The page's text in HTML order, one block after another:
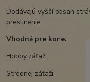
Dodávajú vyšší obsah
preslinenie.
Vhodné pre kone:
Hobby záťaži.
Strednej záťaži.